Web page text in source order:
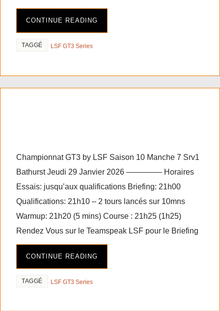
CONTINUE READING
TAGGÉ LSF GT3 Series
Championnat GT3 by LSF Saison 10 Manche 7 Srv1
Bathurst Jeudi 29 Janvier 2026 ————– Horaires
Essais: jusqu’aux qualifications Briefing: 21h00
Qualifications: 21h10 – 2 tours lancés sur 10mns
Warmup: 21h20 (5 mins) Course : 21h25 (1h25)
Rendez Vous sur le Teamspeak LSF pour le Briefing
CONTINUE READING
TAGGÉ LSF GT3 Series